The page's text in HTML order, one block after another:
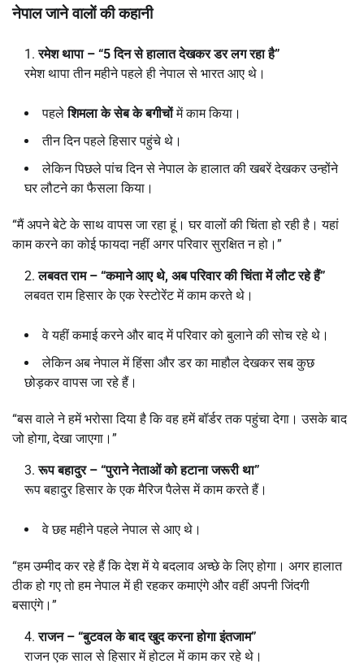
नेपाल जाने वालों की कहानी
रमेश थापा – “5दिन से हालात देखकर डर लग रहा है”
रमेश थापा तीन महीने पहले ही नेपाल से भारत आए थे।
पहलेशिमला के सेब के बगीचोंमें काम किया।
तीन दिन पहले हिसार पहुंचे थे।
लेकिन पिछले पांच दिन से नेपाल के हालात की खबरें देखकर उन्होंने
घर लौटने का फैसला किया।
“मैं अपने बेटे के साथ वापस जा रहा हूं। घर वालों की चिंता हो रही है। यहां
काम करने का कोई फायदा नहीं अगर परिवार सुरक्षित न हो।”
लबवत राम – “कमाने आए थे, अब परिवार की चिंता में लौट रहे हैं”
लबवत राम हिसार के एक रेस्टोरेंट में काम करते थे।
वे यहीं कमाई करने और बाद में परिवार को बुलाने की सोच रहे थे।
लेकिन अब नेपाल में हिंसा और डर का माहौल देखकर सब कुछ
छोड़कर वापस जा रहे हैं।
“बस वाले ने हमें भरोसा दिया है कि वह हमें बॉर्डर तक पहुंचा देगा। उसके बाद
जो होगा, देखा जाएगा।”
रूप बहादुर – “पुराने नेताओं को हटाना जरूरी था”
रूप बहादुर हिसार के एक मैरिज पैलेस में काम करते हैं।
वे छह महीने पहले नेपाल से आए थे।
“हम उम्मीद कर रहे हैं कि देश में ये बदलाव अच्छे के लिए होगा। अगर हालात
ठीक हो गए तो हम नेपाल में ही रहकर कमाएंगे और वहीं अपनी जिंदगी
बसाएंगे।”
राजन – “बुटवल के बाद खुद करना होगा इंतजाम”
राजन एक साल से हिसार में होटल में काम कर रहे थे।